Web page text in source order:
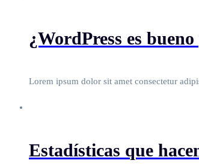
¿WordPress es
Lorem ipsum dolor sit amet consectetur
Estadísticas que